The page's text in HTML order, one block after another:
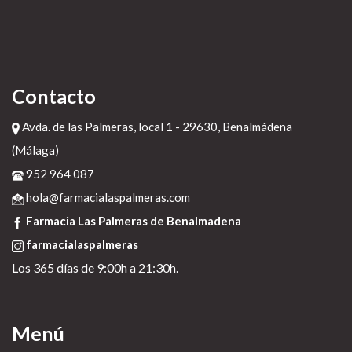
Contacto
Avda. de las Palmeras, local 1 - 29630, Benalmádena
(Málaga)
952 964 087
hola@farmacialaspalmeras.com
Farmacia Las Palmeras de Benalmadena
farmacialaspalmeras
Los 365 días de 9:00h a 21:30h.
Menú